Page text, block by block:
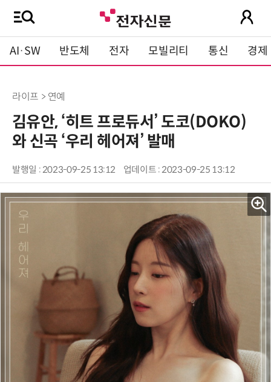
AI·SW 반도체 전자 모빌리티 통신 경제
라이프 > 연예
김유안, ‘히트 프로듀서’ 도코(DOKO)
와 신곡 ‘우리 헤어져’ 발매
발행일 : 2023-09-25 13:12 업데이트 : 2023-09-25 13:12